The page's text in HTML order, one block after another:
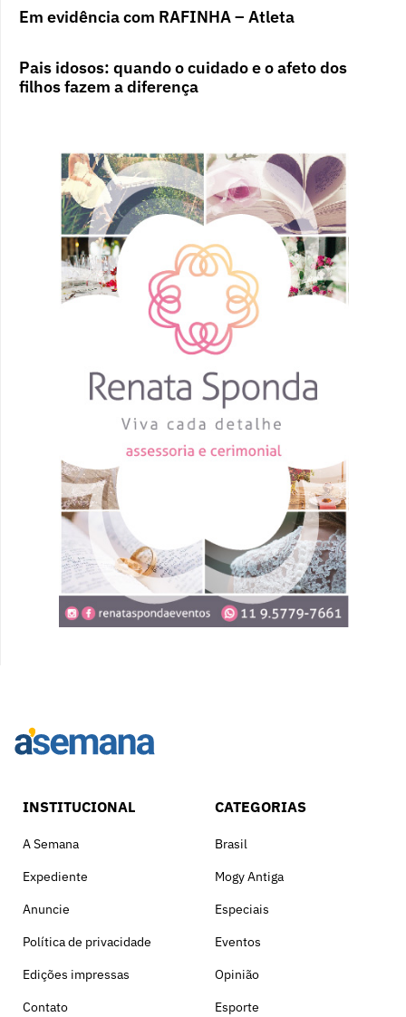
Em evidência com RAFINHA – Atleta
Pais idosos: quando o cuidado e o afeto dos
filhos fazem a diferença
INSTITUCIONAL
A Semana
Expediente
Anuncie
Política de privacidade
Edições impressas
Contato
CATEGORIAS
Brasil
Mogy Antiga
Especiais
Eventos
Opinião
Esporte